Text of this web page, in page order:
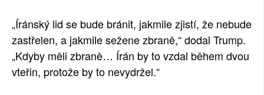
„Íránský lid se bude bránit, jakmile zjistí, že nebude
zastřelen, a jakmile sežene zbraně,“ dodal Trump.
„Kdyby měli zbraně… Írán by to vzdal během dvou
vteřin, protože by to nevydržel.“